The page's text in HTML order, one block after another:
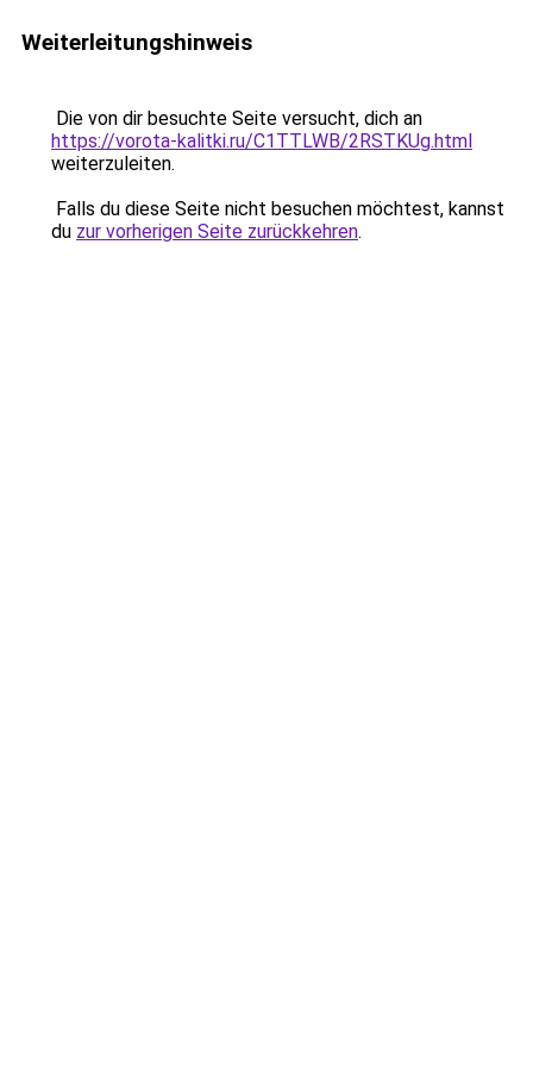
Weiterleitungshinweis
Die von dir besuchte Seite versucht, dich an
https://vorota-kalitki.ru/C1TTLWB/2RSTKUg.html
weiterzuleiten.
Falls du diese Seite nicht besuchen möchtest, kannst
du zur vorherigen Seite zurückkehren.